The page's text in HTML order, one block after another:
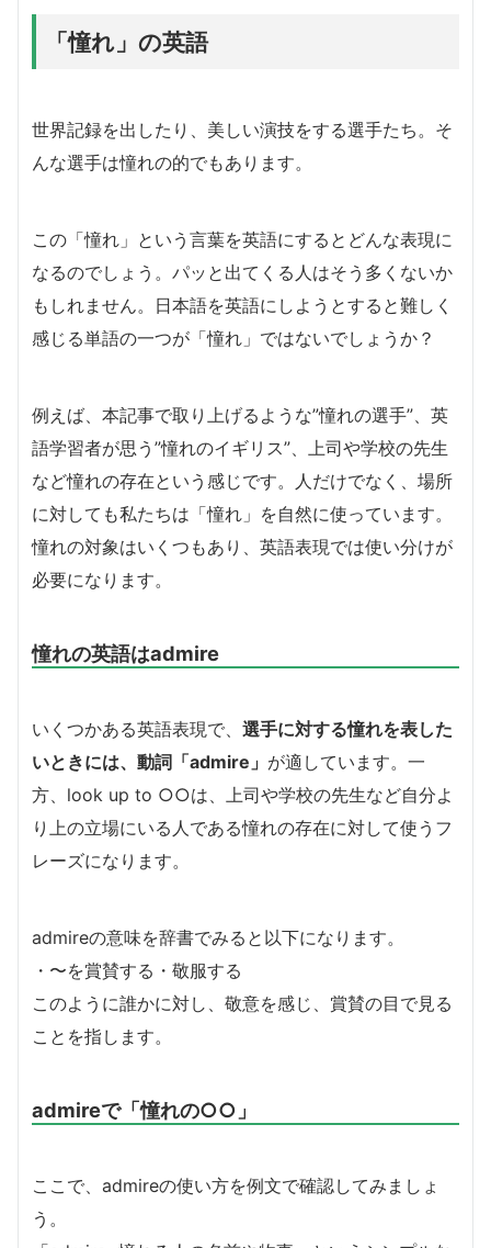
「憧れ」の英語
世界記録を出したり、美しい演技をする選手たち。そ
んな選手は憧れの的でもあります。
この「憧れ」という言葉を英語にするとどんな表現に
なるのでしょう。パッと出てくる人はそう多くないか
もしれません。日本語を英語にしようとすると難しく
感じる単語の一つが「憧れ」ではないでしょうか？
例えば、本記事で取り上げるような”憧れの選手”、英
語学習者が思う”憧れのイギリス”、上司や学校の先生
など憧れの存在という感じです。人だけでなく、場所
に対しても私たちは「憧れ」を自然に使っています。
憧れの対象はいくつもあり、英語表現では使い分けが
必要になります。
憧れの英語はadmire
いくつかある英語表現で、 選手に対する憧れを表した
いときには、動詞「admire」 が適しています。一
方、look up to ○○は、上司や学校の先生など自分よ
り上の立場にいる人である憧れの存在に対して使うフ
レーズになります。
admireの意味を辞書でみると以下になります。
・〜を賞賛する・敬服する
このように誰かに対し、敬意を感じ、賞賛の目で見る
ことを指します。
admireで「憧れの○○」
ここで、admireの使い方を例文で確認してみましょ
う。